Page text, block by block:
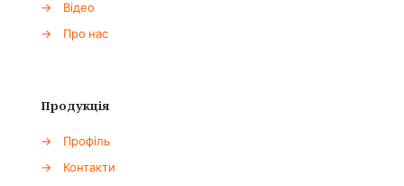
→
Відео
→
Про нас
Продукція
→
Профіль
→
Контакти